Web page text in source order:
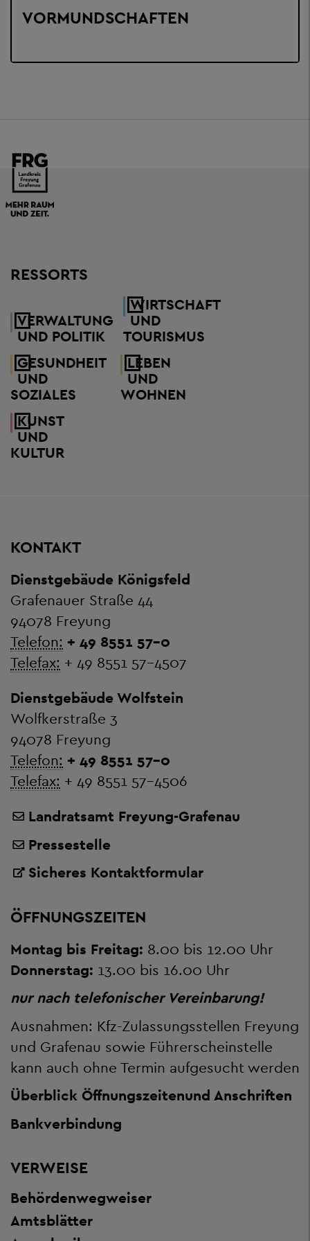
VORMUNDSCHAFTEN
RESSORTS
VERWALTUNG
UND POLITIK
WIRTSCHAFT
UND
TOURISMUS
GESUNDHEIT
UND
SOZIALES
LEBEN
UND
WOHNEN
KUNST
UND
KULTUR
KONTAKT
Dienstgebäude Königsfeld
Grafenauer Straße 44
94078 Freyung
Telefon: + 49 8551 57-0
Telefax: + 49 8551 57-4507
Dienstgebäude Wolfstein
Wolfkerstraße 3
94078 Freyung
Telefon: + 49 8551 57-0
Telefax: + 49 8551 57-4506
Landratsamt Freyung-Grafenau
Pressestelle
Sicheres Kontaktformular
ÖFFNUNGSZEITEN
Montag bis Freitag: 8.00 bis 12.00 Uhr
Donnerstag: 13.00 bis 16.00 Uhr
nur nach telefonischer Vereinbarung!
Ausnahmen: Kfz-Zulassungsstellen Freyung
und Grafenau sowie Führerscheinstelle
kann auch ohne Termin aufgesucht werden
Überblick Öffnungszeitenund Anschriften
Bankverbindung
VERWEISE
Behördenwegweiser
Amtsblätter